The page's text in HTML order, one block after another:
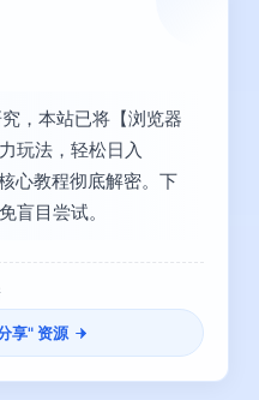
，本站已将【浏览器
玩法，轻松日入
心教程彻底解密。下
盲目尝试。
享" 资源